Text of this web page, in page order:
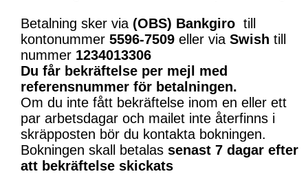
Betalning sker via (OBS) Bankgiro till
kontonummer 5596-7509 eller via Swish till
nummer 1234013306
Du får bekräftelse per mejl med
referensnummer för betalningen.
Om du inte fått bekräftelse inom en eller ett
par arbetsdagar och mailet inte återfinns i
skräpposten bör du kontakta bokningen.
Bokningen skall betalas senast 7 dagar efter
att bekräftelse skickats